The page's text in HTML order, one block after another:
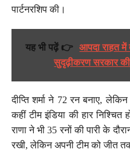
पार्टनरशिप की।
यह भी पढ़ें 👉
आपदा राहत में
सुदृढ़ीकरण सरकार
दीप्ति शर्मा ने 72 रन बनाए,
कहीं टीम इंडिया की हार
राणा ने भी 35 रनों की पारी के
रखी, लेकिन अपनी टीम को जीत